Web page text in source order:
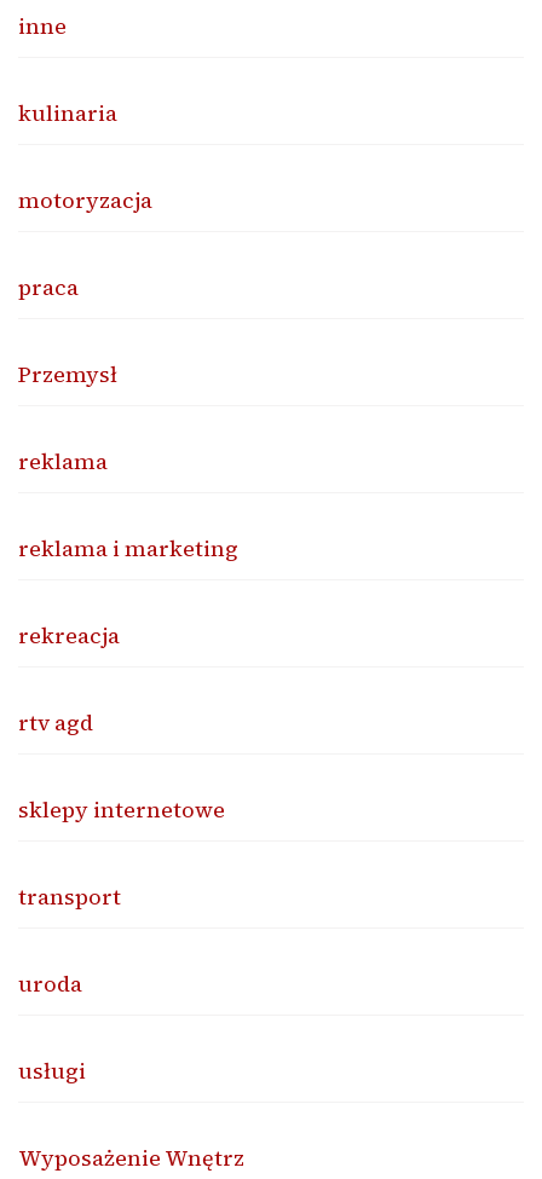
inne
kulinaria
motoryzacja
praca
Przemysł
reklama
reklama i marketing
rekreacja
rtv agd
sklepy internetowe
transport
uroda
usługi
Wyposażenie Wnętrz